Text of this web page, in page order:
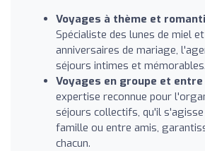
Voyages à thème et
Spécialiste des lunes de miel
anniversaires de mariage,
séjours intimes et mémorables.
Voyages en groupe et entre
expertise reconnue pour
séjours collectifs, qu'il
famille ou entre amis,
chacun.